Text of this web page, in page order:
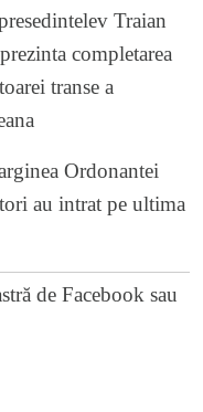
Traian
completarea
transe a
Ordonantei
au intrat pe ultima
de Facebook sau